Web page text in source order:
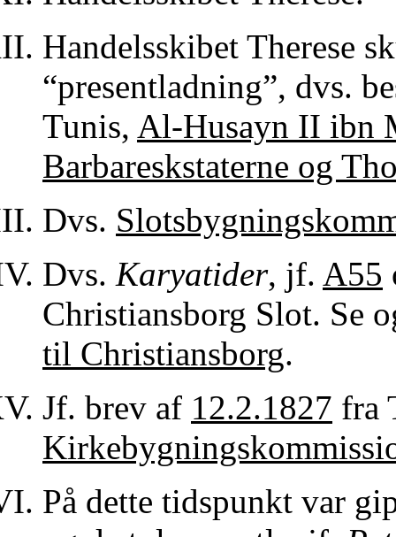
Handelsskibet Therese
“presentladning”, dvs.
Tunis, Al-Husayn II ibn
Barbareskstaterne og
Dvs.
Dvs. Karyatider, jf. A55
Christiansborg Slot. Se
til Christiansborg.
Jf. brev af 12.2.1827 fra
På dette tidspunkt var